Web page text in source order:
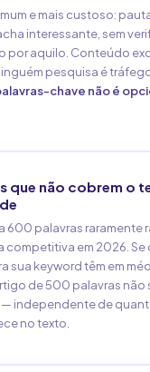
e mais custoso:
interessante, sem
por aquilo. Conteúdo
pesquisa é
chave não é
que não cobrem o
600 palavras raramente
competitiva em 2026. Se
sua keyword têm em
de 500 palavras não
— independente de
no texto.